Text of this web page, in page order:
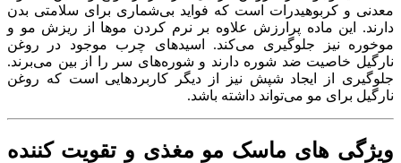
کربوهیدرات است که فواید بی‌شماری برای سلامتی بدن
ماده پرارزش علاوه بر نرم کردن موها از ریزش مو و
نیز جلوگیری می‌کند. اسیدهای چرب موجود در روغن
ضد شوره دارند و شوره‌های سر را از بین می‌برند.
از ایجاد شپش نیز از دیگر کاربردهایی است که روغن
مو می‌تواند داشته باشد.
هایماسک مو مغذی و تقویت کننده